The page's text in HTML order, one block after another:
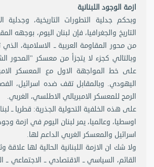
ازمة الوجود اللبنانية
وبحكم جدلية التطورات التاريخية، وجدلية
التاريخ والجغرافيا، فإن لبنان اليوم، بوجهه
من محور المقاومة العربية ــ الاسلامية، الذي
وبالتالي كجزء لا يتجزأ من معسكر "المحور
على خط المواجهة الاول مع المعسكر
اليهودي. وبالمقابل تقف ضده اسرائيل،
الرمح للمعسكر الامبريالي الاطلسي، الغربي.
على هذه الخلفية التحولية الجذرية: قطريا ــ
اوسطيا، وعالميا، يمر لبنان اليوم في ازمة
اسرائيل والمعسكر الغربي الداعم لها.
ولا شك ان الازمة اللبنانية الحالية لها علاقة
القائم، السياسي ــ الاقتصادي ــ الاجتماعي ــ